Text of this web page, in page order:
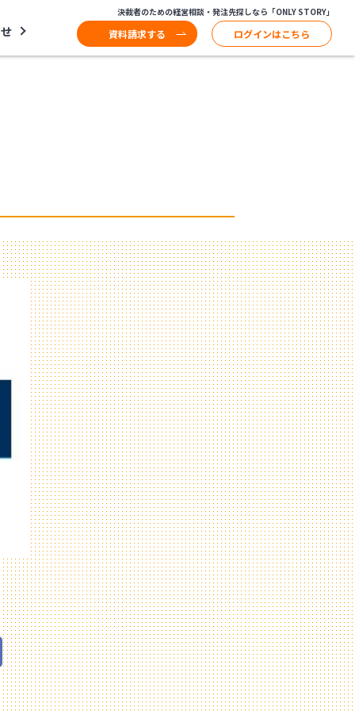
決裁者のための経営相談・発注先探しなら「ONLY STORY」
資料請求する ログインはこちら